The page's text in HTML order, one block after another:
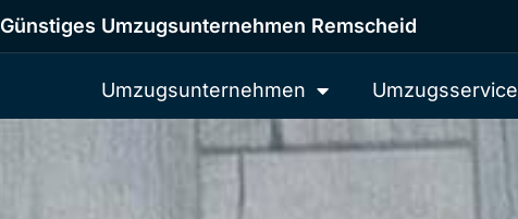
Günstiges Umzugsunternehmen Remscheid
Umzugsunternehmen Umzugsservice